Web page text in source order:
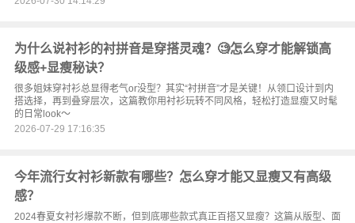
为什么说衬衫的衬拼音是穿搭灵魂？🧐怎么穿才能解锁高
级感+显瘦秘诀？
很多姐妹穿衬衫总显得老气or没型？其实“衬拼音”才是关键！从领口设计到内
搭选择，再到叠穿层次，这篇教你用衬衫玩转不同风格，轻松打造显瘦又时髦
的日常look～
2026-07-29 17:16:35
今年流行女衬衫新款有哪些？怎么穿才能又显瘦又有高级
感？
2024春夏女衬衫爆款不断，但到底哪些款式真正百搭又显瘦？这篇从版型、面